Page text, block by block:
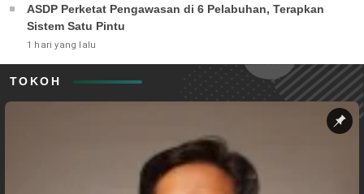
ASDP Perketat Pengawasan di 6 Pelabuhan, Terapkan
Sistem Satu Pintu
1 hari yang lalu
TOKOH